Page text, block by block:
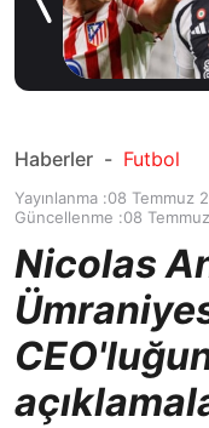
Haberler - Futbol
Yayınlanma :08 Temmuz
Güncellenme :08
Nicolas